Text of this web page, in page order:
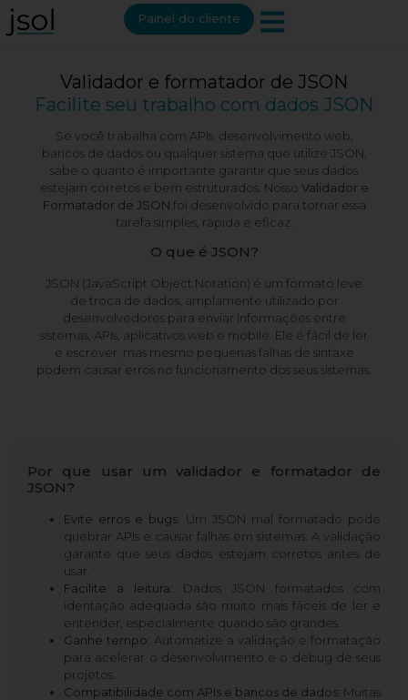
Painel do cliente
Validador e formatador de JSON
Facilite seu trabalho com dados JSON
Se você trabalha com APIs, desenvolvimento web,
bancos de dados ou qualquer sistema que utilize JSON,
sabe o quanto é importante garantir que seus dados
estejam corretos e bem estruturados. Nosso Validador e
Formatador de JSON foi desenvolvido para tornar essa
tarefa simples, rápida e eficaz.
O que é JSON?
JSON (JavaScript Object Notation) é um formato leve
de troca de dados, amplamente utilizado por
desenvolvedores para enviar informações entre
sistemas, APIs, aplicativos web e mobile. Ele é fácil de ler
e escrever, mas mesmo pequenas falhas de sintaxe
podem causar erros no funcionamento dos seus sistemas.
Por que usar um validador e formatador de
JSON?
Evite erros e bugs: Um JSON mal formatado pode
quebrar APIs e causar falhas em sistemas. A validação
garante que seus dados estejam corretos antes de
usar.
Facilite a leitura: Dados JSON formatados com
identação adequada são muito mais fáceis de ler e
entender, especialmente quando são grandes.
Ganhe tempo: Automatize a validação e formatação
para acelerar o desenvolvimento e o debug de seus
projetos.
Compatibilidade com APIs e bancos de dados: Muitas